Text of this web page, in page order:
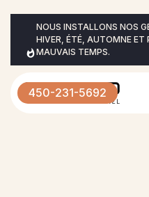
NOUS INSTALLONS NOS
HIVER, ÉTÉ, AUTOMNE ET
MAUVAIS TEMPS.
450-231-5692